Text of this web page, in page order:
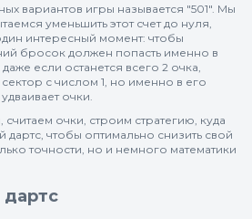
вариантов игры называется "501". Мы
уменьшить этот счет до нуля,
интересный момент: чтобы
бросок должен попасть именно в
если останется всего 2 очка,
с числом 1, но именно в его
очки.
очки, строим стратегию, куда
чтобы оптимально снизить свой
точности, но и немного математики
дартс